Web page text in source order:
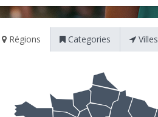
Régions Categories Villes